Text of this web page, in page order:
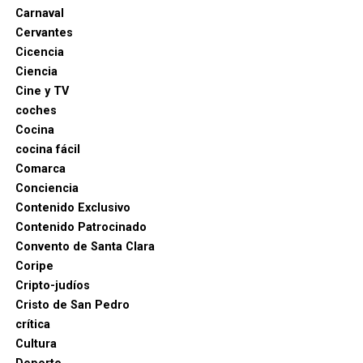
una huella imborrable en la historia del arte
español.
Carnaval
Cervantes
Cicencia
Ciencia
Cine y TV
coches
Cocina
cocina fácil
Comarca
Conciencia
Contenido Exclusivo
Contenido Patrocinado
Convento de Santa Clara
Coripe
Cripto-judíos
Cristo de San Pedro
crítica
Cultura